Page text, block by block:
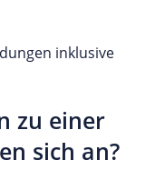
inklusive
zu einer
sich an?